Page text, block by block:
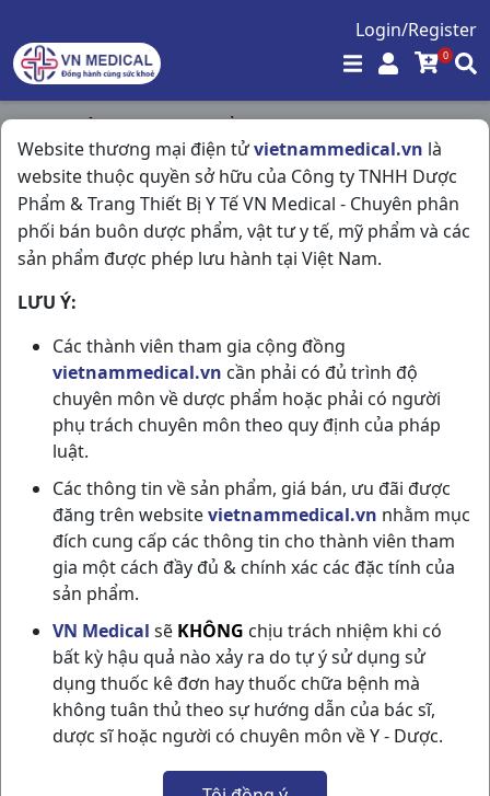
Login/Register
0
Website thương mại điện tửvietnammedical.vn là
website thuộc quyền sở hữu của Công ty TNHH Dược
Phẩm & Trang Thiết Bị Y Tế VN Medical - Chuyên phân
phối bán buôn dược phẩm, vật tư y tế, mỹ phẩm và các
sản phẩm được phép lưu hành tại Việt Nam.
LƯU Ý:
Các thành viên tham gia cộng đồng
vietnammedical.vn cần phải có đủ trình độ
chuyên môn về dược phẩm hoặc phải có người
phụ trách chuyên môn theo quy định của pháp
luật.
Các thông tin về sản phẩm, giá bán, ưu đãi được
đăng trên websitevietnammedical.vn nhằm mục
đích cung cấp các thông tin cho thành viên tham
gia một cách đầy đủ & chính xác các đặc tính của
sản phẩm.
VN Medical sẽ KHÔNG chịu trách nhiệm khi có
bất kỳ hậu quả nào xảy ra do tự ý sử dụng sử
dụng thuốc kê đơn hay thuốc chữa bệnh mà
không tuân thủ theo sự hướng dẫn của bác sĩ,
dược sĩ hoặc người có chuyên môn về Y - Dược.
Trang chủ / Hóa - Mỹ Phẩm /
Xanh Methylene Lox10C5ml Tâm Tiến
XANH METHYLENE LOX10C5ML TÂM
TIẾN
NSX:Tâm Tiến
Nhóm hàng:
Hóa - Mỹ Phẩm,